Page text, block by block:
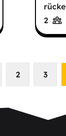
2
2 3